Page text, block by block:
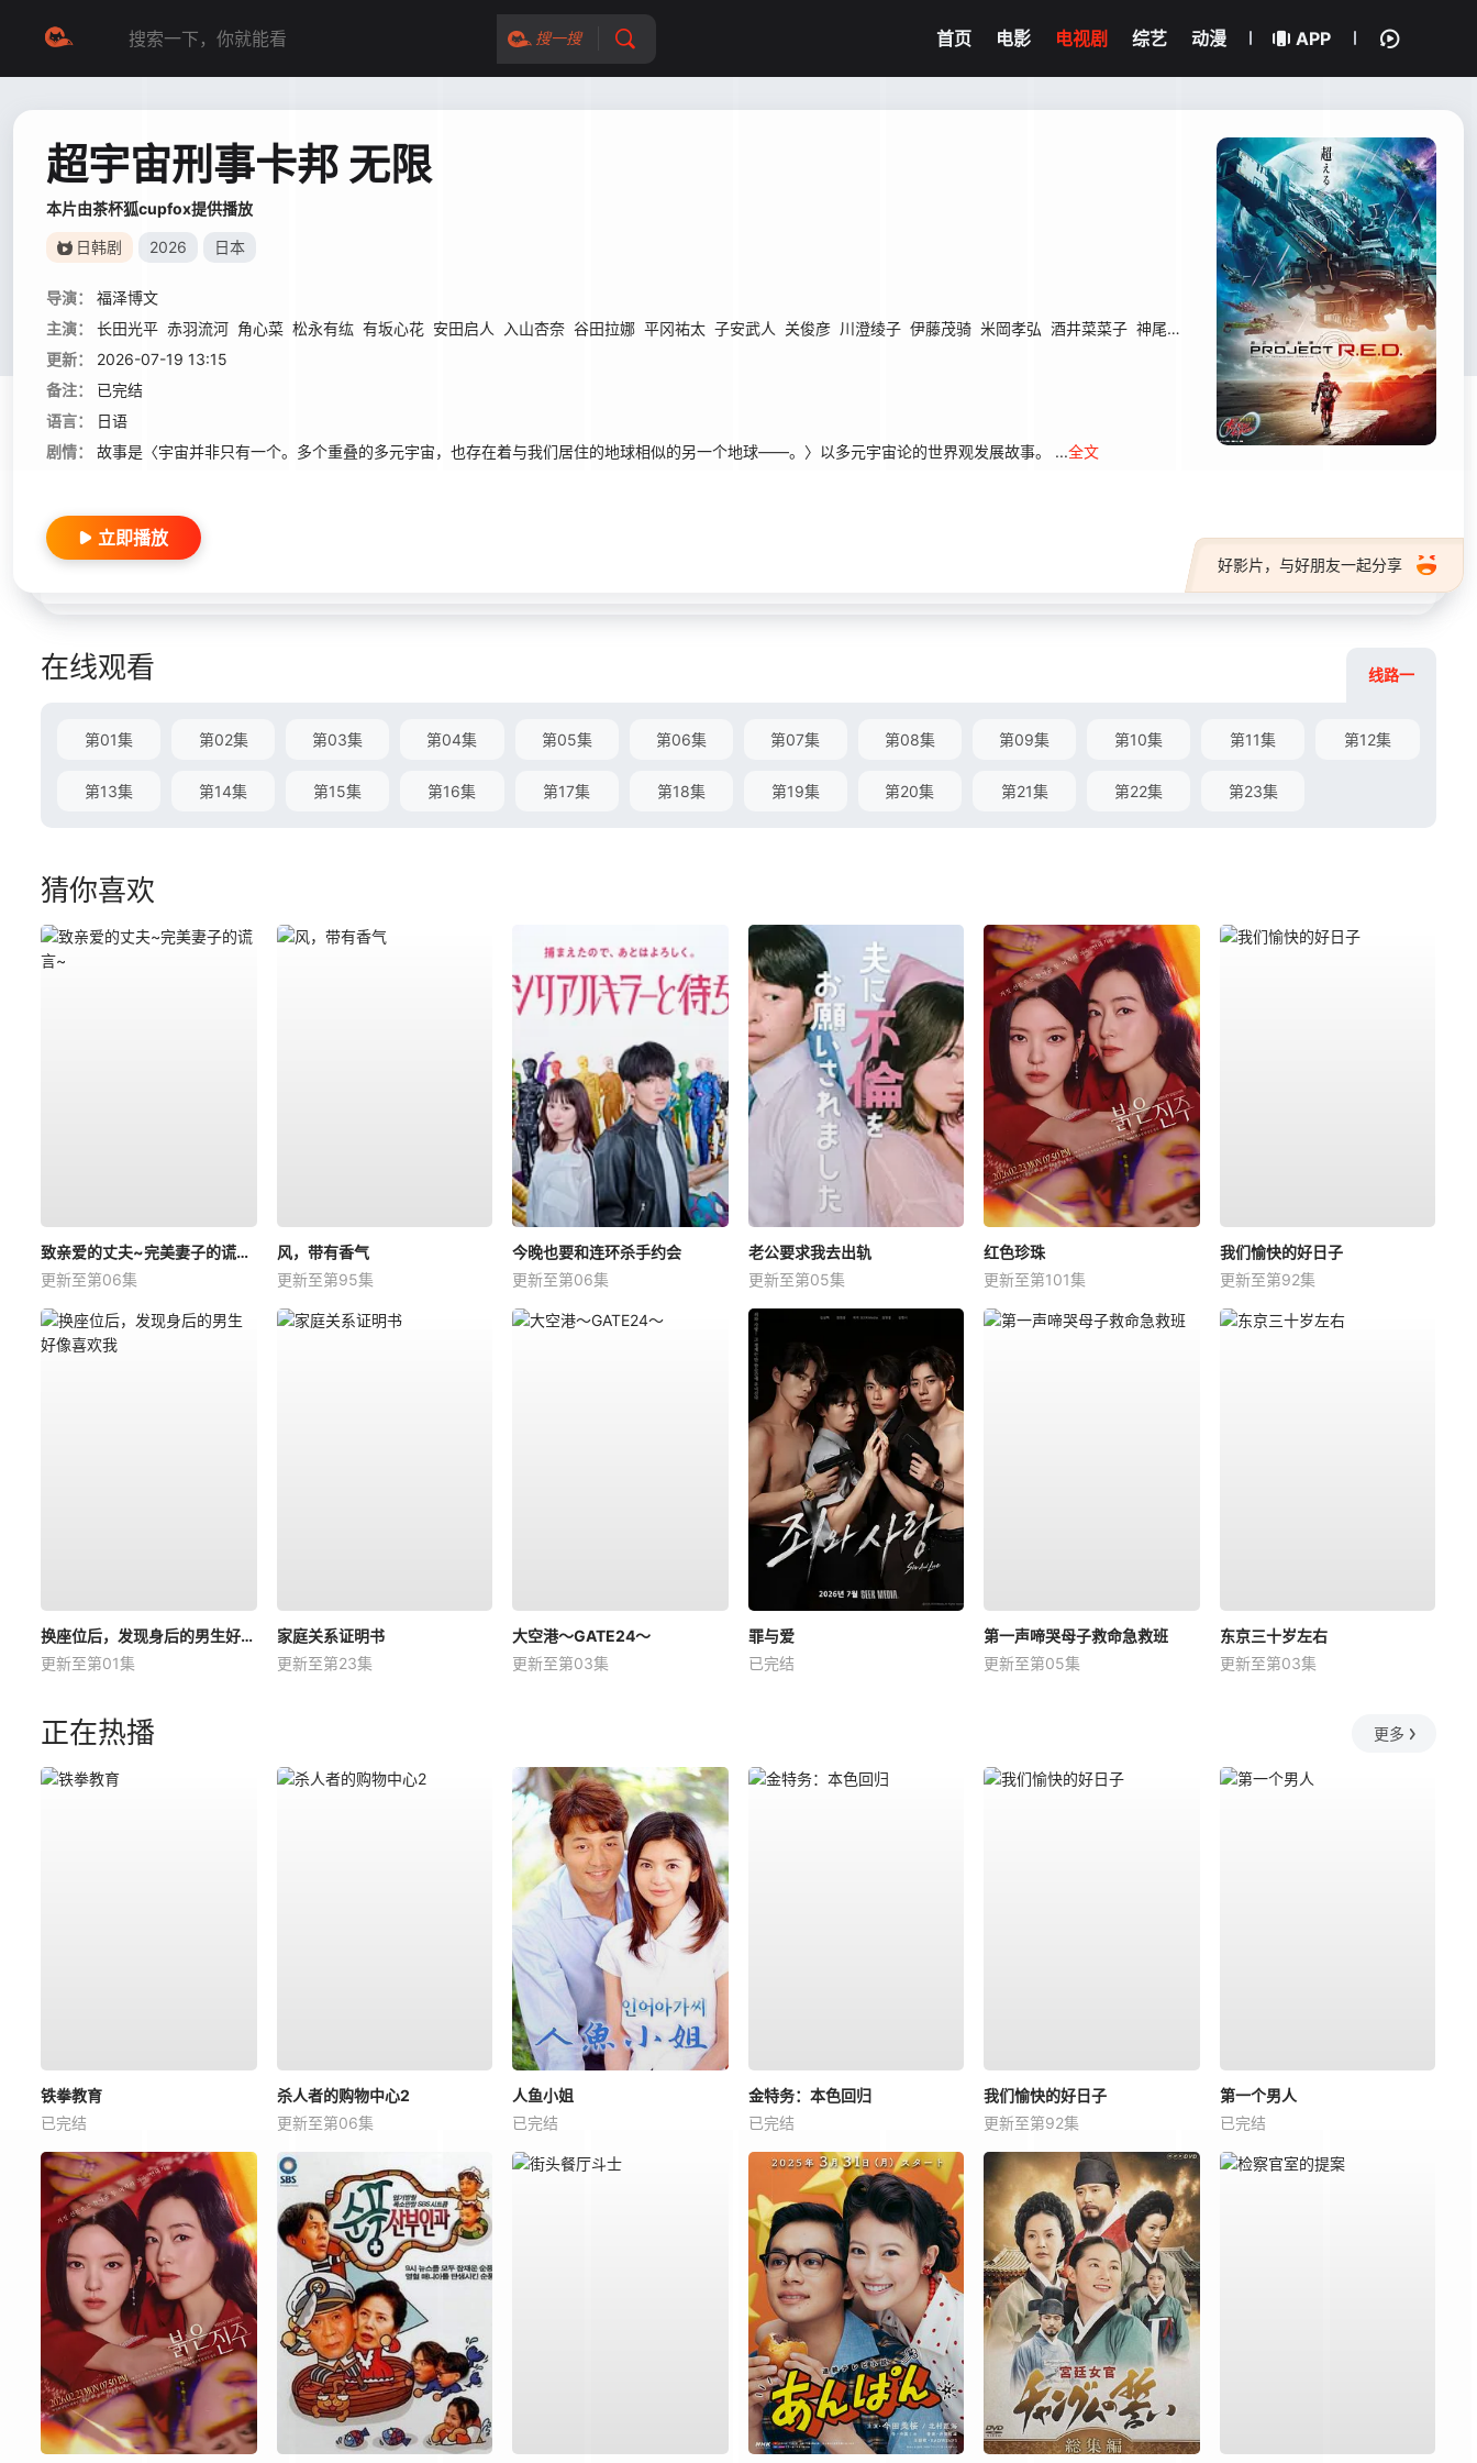
搜一搜 首页 电影 电视剧 综艺 动漫 APP
超宇宙刑事卡邦 无限
本片由茶杯狐cupfox提供播放
日韩剧 2026 日本
导演：
福泽博文
主演：
长田光平 赤羽流河 角心菜 松永有纮 有坂心花 安田启人 入山杏奈 谷田拉娜 平冈祐太 子安武人 关俊彦 川澄绫子 伊藤茂骑 米岡孝弘 酒井菜菜子 神尾直子
藤田洋平
更新：
2026-07-19 13:15
备注：
已完结
语言：
日语
剧情：
故事是〈宇宙并非只有一个。多个重叠的多元宇宙，也存在着与我们居住的地球相似的另一个地球――。〉以多元宇宙论的世界观发展故事。 ...全文
好影片，与好朋友一起分享
立即播放
在线观看 线路一
第01集 第02集 第03集 第04集 第05集 第06集 第07集 第08集 第09集 第10集 第11集 第12集
第13集 第14集 第15集 第16集 第17集 第18集 第19集 第20集 第21集 第22集 第23集
猜你喜欢
致亲爱的丈夫~完美妻子的谎言~
更新至第06集
风，带有香气
更新至第95集
今晚也要和连环杀手约会
更新至第06集
老公要求我去出轨
更新至第05集
红色珍珠
更新至第101集
我们愉快的好日子
更新至第92集
换座位后，发现身后的男生好像喜欢我
更新至第01集
家庭关系证明书
更新至第23集
大空港～GATE24～
更新至第03集
罪与爱
已完结
第一声啼哭母子救命急救班
更新至第05集
东京三十岁左右
更新至第03集
正在热播 更多
铁拳教育
已完结
杀人者的购物中心2
更新至第06集
人鱼小姐
已完结
金特务：本色回归
已完结
我们愉快的好日子
更新至第92集
第一个男人
已完结